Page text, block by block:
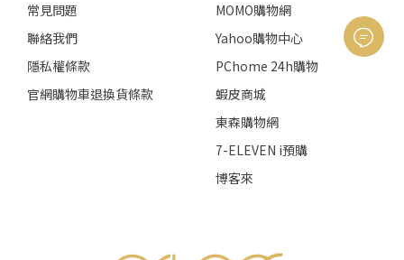
常見問題
聯絡我們
隱私權條款
官網購物車退換貨條款
MOMO購物網
Yahoo購物中心
PChome 24h購物
蝦皮商城
東森購物網
7-ELEVEN i預購
博客來